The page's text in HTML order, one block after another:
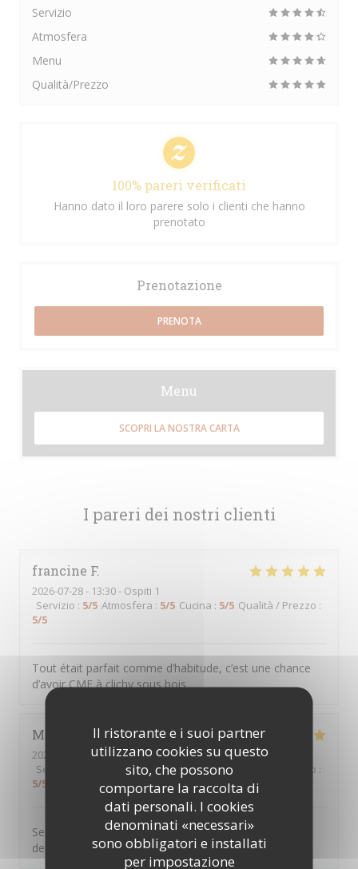
Il ristorante e i suoi partner
utilizzano cookies su questo
sito, che possono
comportare la raccolta di
dati personali. I cookies
denominati «necessari»
sono obbligatori e installati
per impostazione
I pareri dei nostri clienti
francine F
2026-07-28- 13:30 - Ospiti 1
Servizio : 5/5 Atmosfera : 5/5 Cucina : 5/5 Qualità / Prezzo :
5/5
Tout était parfait comme d’habitude, c’est une chance
d’avoir CME à clichy sous bois
Marie jose D
2026-07-23
- 12:45 - Ospiti 2
Servizio
Atmosfera :5/5 Cucina:5/5 Qualità / Prezzo :
5/5
Serveur aux petits soins cuisine très bonne on ne
demande qu’à y revenir
Servizio
Atmosfera
Menu
Qualità/Prezzo
100% pareri verificati
Hanno dato il loro parere solo i clienti che hanno
prenotato
Prenotazione
PRENOTA
Menu
SCOPRI LA NOSTRA CARTA